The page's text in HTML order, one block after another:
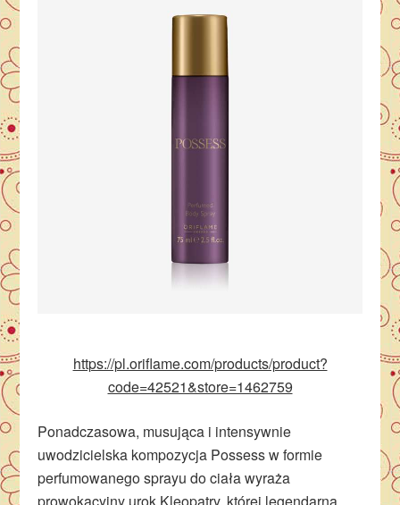
https://pl.oriflame.com/products/product?
code=42521&store=1462759
Ponadczasowa, musująca i intensywnie
uwodzicielska kompozycja Possess w formie
perfumowanego sprayu do ciała wyraża